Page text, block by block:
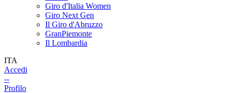
Giro d'Italia Women
Giro Next Gen
Il Giro d'Abruzzo
GranPiemonte
Il Lombardia
ITA
Accedi
--
Profilo